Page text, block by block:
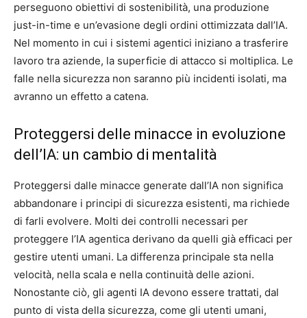
perseguono obiettivi di sostenibilità, una produzione
just-in-time e un’evasione degli ordini ottimizzata dall’IA.
Nel momento in cui i sistemi agentici iniziano a trasferire
lavoro tra aziende, la superficie di attacco si moltiplica. Le
falle nella sicurezza non saranno più incidenti isolati, ma
avranno un effetto a catena.
Proteggersi delle minacce in evoluzione
dell’IA: un cambio di mentalità
Proteggersi dalle minacce generate dall’IA non significa
abbandonare i principi di sicurezza esistenti, ma richiede
di farli evolvere. Molti dei controlli necessari per
proteggere l’IA agentica derivano da quelli già efficaci per
gestire utenti umani. La differenza principale sta nella
velocità, nella scala e nella continuità delle azioni.
Nonostante ciò, gli agenti IA devono essere trattati, dal
punto di vista della sicurezza, come gli utenti umani,